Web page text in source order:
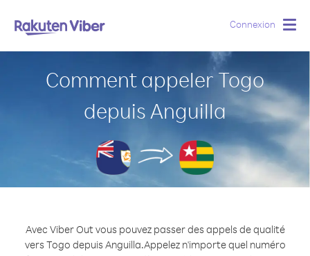
Connexion
Comment appeler Togo
depuis Anguilla
Avec Viber Out vous pouvez passer des appels de qualité
vers Togo depuis Anguilla.Appelez n'importe quel numéro